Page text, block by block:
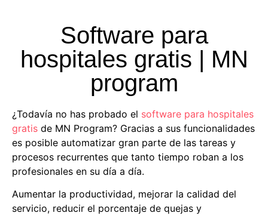
Software para
hospitales gratis | MN
program
¿Todavía no has probado el software para hospitales
gratis de MN Program? Gracias a sus funcionalidades
es posible automatizar gran parte de las tareas y
procesos recurrentes que tanto tiempo roban a los
profesionales en su día a día.
Aumentar la productividad, mejorar la calidad del
servicio, reducir el porcentaje de quejas y